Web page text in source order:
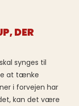
DER
synges til
at tænke
i forvejen har
kan det være